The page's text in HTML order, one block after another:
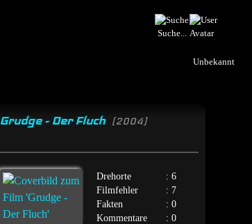
Suche...
Unbekannt
Grudge - Der Fluch [2004]
Drehorte
: 6
Filmfehler
: 7
Fakten
: 0
Kommentare
: 0